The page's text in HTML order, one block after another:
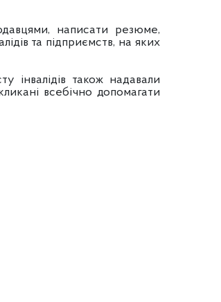
написати резюме,
та підприємств, на яких
інвалідів також надавали
всебічно допомагати